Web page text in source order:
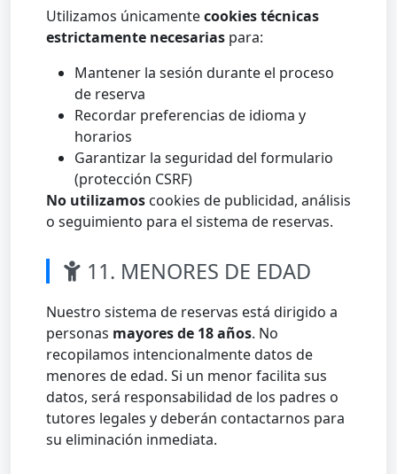
Utilizamos únicamentecookies técnicas
estrictamente necesarias para:
Mantener la sesión durante el proceso
de reserva
Recordar preferencias de idioma y
horarios
Garantizar la seguridad del formulario
(protección CSRF)
No utilizamos cookies de publicidad, análisis
o seguimiento para el sistema de reservas.
11. MENORES DE EDAD
Nuestro sistema de reservas está dirigido a
personas mayores de 18 años. No
recopilamos intencionalmente datos de
menores de edad. Si un menor facilita sus
datos, será responsabilidad de los padres o
tutores legales y deberán contactarnos para
su eliminación inmediata.